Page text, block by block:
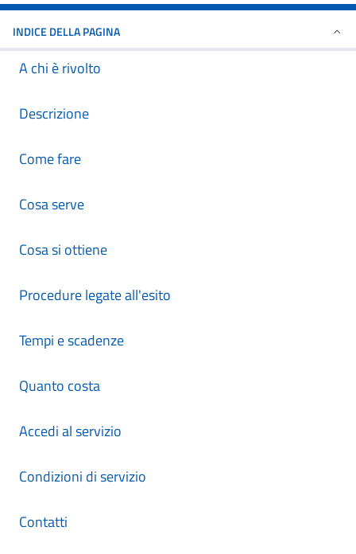
INDICE DELLA PAGINA
A chi è rivolto
Descrizione
Come fare
Cosa serve
Cosa si ottiene
Procedure legate all'esito
Tempi e scadenze
Quanto costa
Accedi al servizio
Condizioni di servizio
Contatti